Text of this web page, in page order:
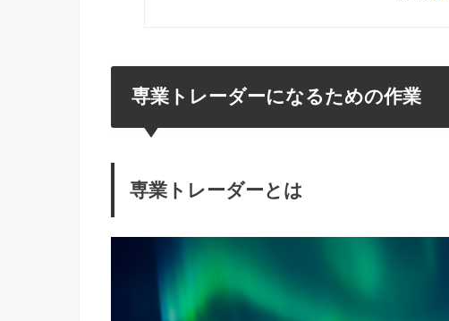
専業トレーダーになるための作業
専業トレーダーとは